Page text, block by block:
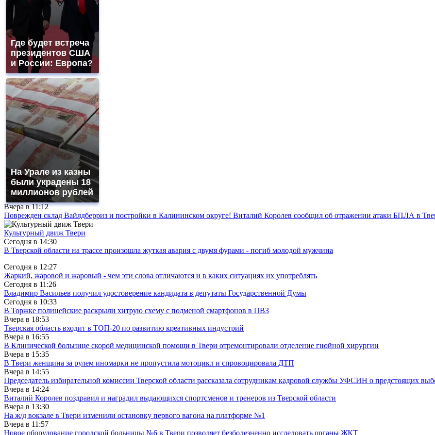
Где будет встреча
президентов США
и России: Европа?
На Урале из казны
были украдены 18
миллионов рублей
Вчера в11:12
Поврежден склад Вайлдберриз и постройки в Калининском округе! Виталий Королев сообщил об отражении атаки БПЛА в
Культурный движ Твери
Сегодня в 14:30
В Тверской области на трассе произошла жуткая авария с двумя фурами - погиб молодой мужчина
Сегодня в 12:27
Жаркий, жаровой и жаровый - чем эти слова отличаются и в каких ситуациях их употреблять
Сегодня в 11:26
Владимир Васильев получил удостоверение кандидата в депутаты Государственной Думы
Сегодня в 10:33
В Торжке полицейские раскрыли хитрую схему с подменой смартфонов в ПВЗ
Вчера в 18:53
Тверская область входит в ТОП-20 по развитию креативных индустрий
Вчера в 16:55
В Клинической больнице скорой медицинской помощи в Твери отремонтировали отделение гнойной хирургии
Вчера в 15:35
В Твери женщина за рулем иномарки не пропустила мотоцикл и спровоцировала ДТП
Вчера в 14:55
Председатель избирательной комиссии Тверской области рассказала сотрудникам кадровой службы УФСИН о предстоящих
Вчера в 14:24
Виталий Королев поздравил и наградил выдающихся спортсменов и тренеров из Тверской области
Вчера в 13:30
На ж/д вокзале в Твери изменили остановку первого вагона на платформе №1
Вчера в 11:57
Новое оборудование городской больницы №6 в Твери позволяет безболезненно исследовать органы ЖКТ